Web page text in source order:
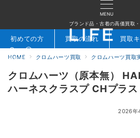
MENU
ブランド品・古着の高価買取
検索 お問合せ
初めての方 買取の流れ 買取
HOME クロムハーツ買取 クロムハーツ買取実績一覧・査定価
クロムハーツ（原本無）
ハーネスクラスプ CHプラ
2026年